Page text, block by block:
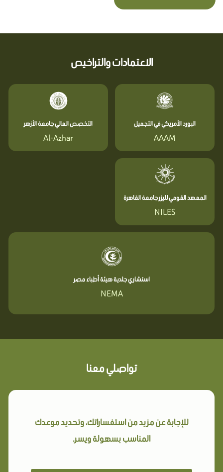
الاعتمادات والتراخيص
البورد الأمريكي في التجميل
AAAM
التخصص العالي جامعة الأزهر
Al-Azhar
المعهد القومي لليزر جامعة القاهرة
NILES
استشاري جلدية هيئة أطباء مصر
NEMA
تواصلي معنا
للإجابة عن مزيد من استفساراتك، وتحديد موعدك
المناسب بسهولة ويسر.